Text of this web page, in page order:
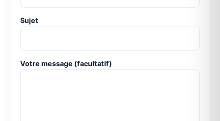
Sujet
Votre message (facultatif)